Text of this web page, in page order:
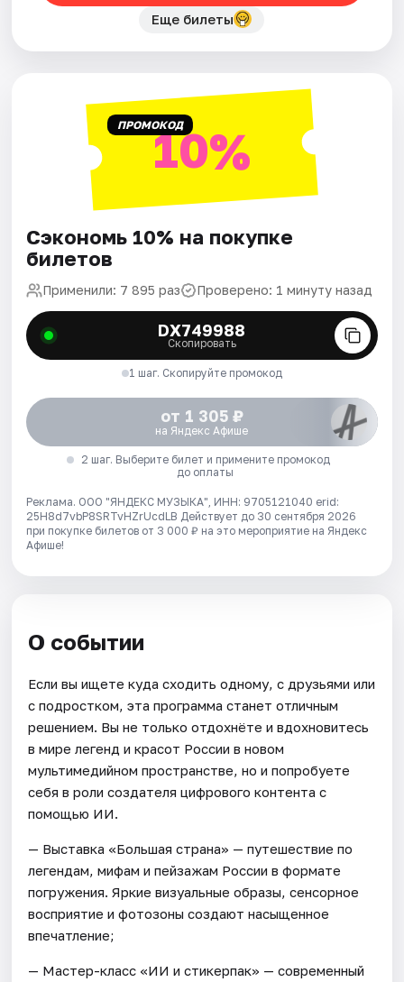
Еще билеты
ПРОМОКОД10%
Сэкономь 10% на покупке
билетов
Применили: 7 895 раз Проверено: 1 минуту назад
DX749988
Скопировать
1 шаг. Скопируйте промокод
от 1 305 ₽
на Яндекс Афише
2 шаг. Выберите билет и примените промокод
до оплаты
Реклама. ООО "ЯНДЕКС МУЗЫКА", ИНН: 9705121040 erid:
25H8d7vbP8SRTvHZrUcdLB Действует до 30 сентября 2026
при покупке билетов от 3 000 ₽ на это мероприятие на Яндекс
Афише!
О событии
Если вы ищете куда сходить одному, с друзьями или
с подростком, эта программа станет отличным
решением. Вы не только отдохнёте и вдохновитесь
в мире легенд и красот России в новом
мультимедийном пространстве, но и попробуете
себя в роли создателя цифрового контента с
помощью ИИ.
— Выставка «Большая страна» — путешествие по
легендам, мифам и пейзажам России в формате
погружения. Яркие визуальные образы, сенсорное
восприятие и фотозоны создают насыщенное
впечатление;
— Мастер-класс «ИИ и стикерпак» — современный